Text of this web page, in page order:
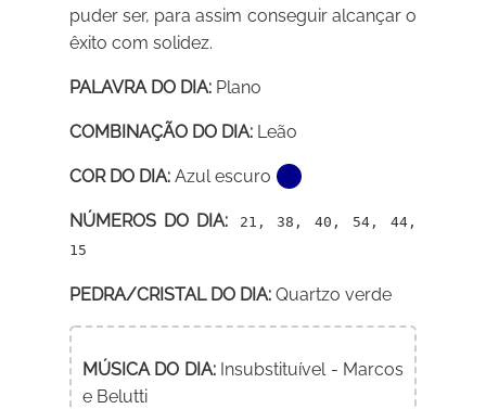
puder ser, para assim conseguir alcançar o
êxito com solidez.
PALAVRA DO DIA: Plano
COMBINAÇÃO DO DIA: Leão
COR DO DIA: Azul escuro
NÚMEROS DO DIA:21, 38, 40, 54, 44,
15
PEDRA/CRISTAL DO DIA: Quartzo verde
MÚSICA DO DIA:Insubstituível - Marcos
e Belutti